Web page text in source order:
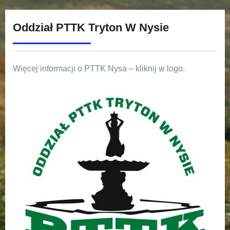
Oddział PTTK Tryton W Nysie
Więcej informacji o PTTK Nysa – kliknij w logo.